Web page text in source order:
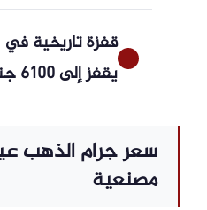
يقفز إلى 6100 جنيه الآن
مصنعية